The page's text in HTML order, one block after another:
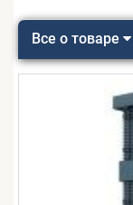
Все о товаре